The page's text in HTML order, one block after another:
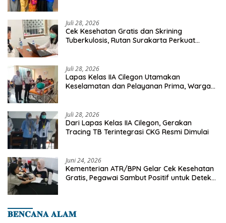
Juli 28, 2026
Cek Kesehatan Gratis dan Skrining
Tuberkulosis, Rutan Surakarta Perkuat
Juli 28, 2026
Lapas Kelas IIA Cilegon Utamakan
Keselamatan dan Pelayanan Prima, Warga
Juli 28, 2026
Dari Lapas Kelas IIA Cilegon, Gerakan
Tracing TB Terintegrasi CKG Resmi Dimulai
Juni 24, 2026
Kementerian ATR/BPN Gelar Cek Kesehatan
Gratis, Pegawai Sambut Positif untuk Deteksi
𝐁𝐄𝐍𝐂𝐀𝐍𝐀 𝐀𝐋𝐀𝐌